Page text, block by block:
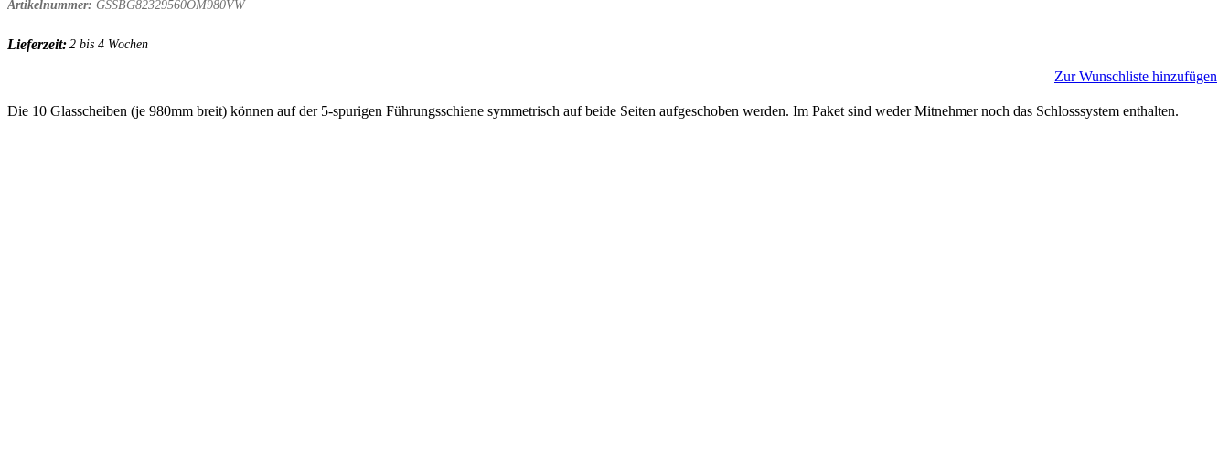
Artikelnummer: GSSBG82329560OM980VW
Lieferzeit: 2 bis 4 Wochen
Zur Wunschliste hinzufügen
Die 10 Glasscheiben (je 980mm breit) können auf der 5-spurigen Führungsschiene symmetrisch auf beide Seiten aufgeschoben werden. Im Paket sind weder Mitnehmer noch das Schlosssystem enthalten.